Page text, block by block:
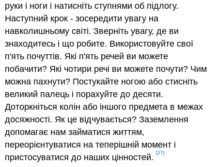
руки і ноги і натисніть ступнями об підлогу.
Наступний крок - зосередити увагу на
навколишньому світі. Зверніть увагу, де ви
знаходитесь і що робите. Використовуйте свої
п'ять почуттів. Які п'ять речей ви можете
побачити? Які чотири речі ви можете почути? Чим
можна пахнути? Постукайте ногою або стисніть
великий палець і порахуйте до десяти.
Доторкніться колін або іншого предмета в межах
досяжності. Як це відчувається? Заземлення
допомагає нам займатися життям,
переорієнтуватися на теперішній момент і
пристосуватися до наших цінностей.[27]